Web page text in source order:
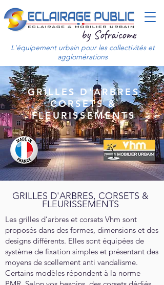
by Sofraicome
L'équipement urbain pour les collectivités et
agglomérations
GRILLES D'ARBRES
CORSETS &
FLEURISSEMENTS
GRILLES D'ARBRES, CORSETS &
FLEURISSEMENTS
Les grilles d’arbres et corsets Vhm sont
proposés dans des formes, dimensions et des
designs différents. Elles sont équipées de
système de fixation simples et présentant des
moyens de scellement anti vandalisme.
Certains modèles répondent à la norme